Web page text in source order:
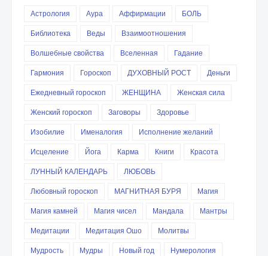
Астрология Аура Аффирмации
БОЛЬ
Библиотека
Веды
Взаимоотношения
Волшебные свойства
Вселенная
Гадание
Гармония
Гороскоп ДУХОВНЫЙ РОСТ
Деньги
Ежедневный гороскоп
ЖЕНЩИНА
Женская сила
Женский гороскоп
Заговоры
Здоровье
Изобилие
Именалогия
Исполнение желаний
Исцеление
Йога Карма Книги
Красота
ЛУННЫЙ КАЛЕНДАРЬ
ЛЮБОВЬ
Любовный гороскоп
МАГНИТНАЯ БУРЯ
Магия
Магия камней
Магия чисел Мандала
Мантры
Медитации
Медитация Ошо
Молитвы
Мудрость
Мудры Новый год
Нумерология